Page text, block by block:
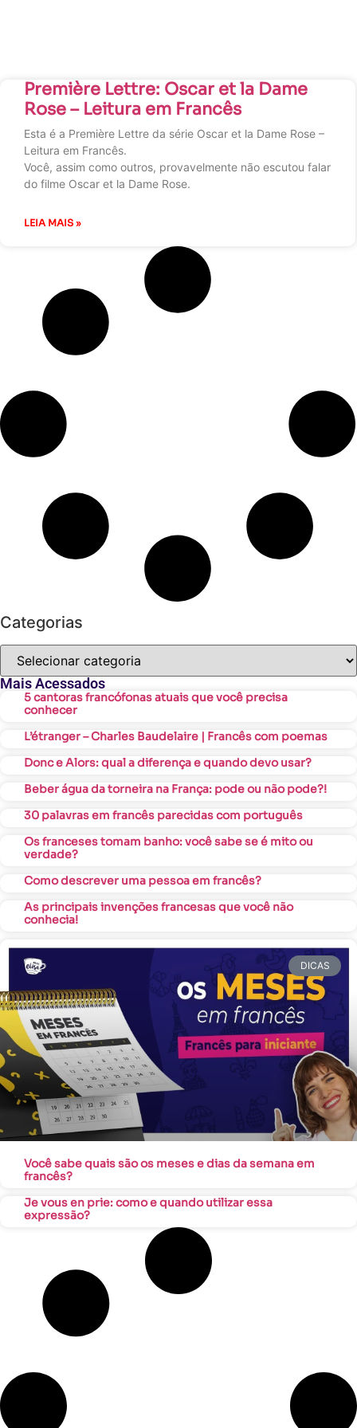
Première Lettre: Oscar et la Dame
Rose – Leitura em Francês
Esta é a Première Lettre da série Oscar et la Dame Rose –
Leitura em Francês.
Você, assim como outros, provavelmente não escutou falar
do filme Oscar et la Dame Rose.
LEIA MAIS »
Categorias
Mais Acessados
5 cantoras francófonas atuais que você precisa
conhecer
L’étranger – Charles Baudelaire | Francês com poemas
Donc e Alors: qual a diferença e quando devo usar?
Beber água da torneira na França: pode ou não pode?!
30 palavras em francês parecidas com português
Os franceses tomam banho: você sabe se é mito ou
verdade?
Como descrever uma pessoa em francês?
As principais invenções francesas que você não
conhecia!
DICAS
Você sabe quais são os meses e dias da semana em
francês?
Je vous en prie: como e quando utilizar essa
expressão?